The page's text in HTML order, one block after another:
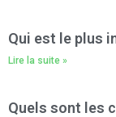
Qui est le plus
Lire la suite »
Quels sont les